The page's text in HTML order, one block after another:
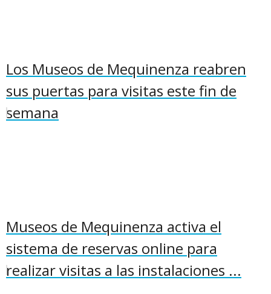
Los Museos de Mequinenza reabren
sus puertas para visitas este fin de
semana
Museos de Mequinenza activa el
sistema de reservas online para
realizar visitas a las instalaciones ...